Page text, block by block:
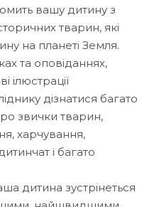
вашу дитину з
тварин, які
на планеті Земля.
та оповіданнях,
ілюстрації
дізнатися багато
звички тварин,
харчування,
і багато
дитина зустрінеться